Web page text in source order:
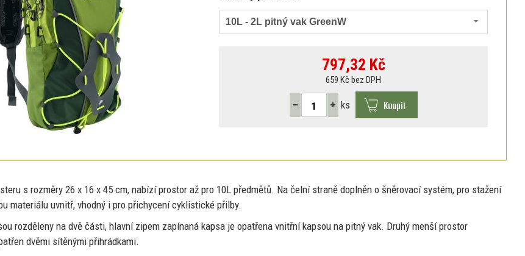
10L - 2L pitný vak GreenW
797,32 Kč
659 Kč bez DPH
ks Koupit
s rozměry 26 x 16 x 45 cm, nabízí prostor až pro 10L předmětů. Na čelní straně doplněn o šněrovací systém, pro stažení
materiálu uvnitř, vhodný i pro přichycení cyklistické přilby.
rozděleny na dvě části, hlavní zipem zapínaná kapsa je opatřena vnitřní kapsou na pitný vak. Druhý menší prostor
dvěmi sítěnými přihrádkami.